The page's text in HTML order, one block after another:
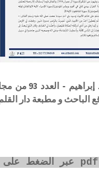
غزوة الخندق
دار القلم - أكثر من 64